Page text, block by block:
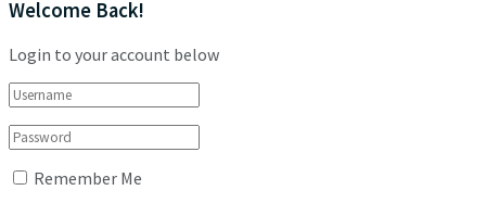
Welcome Back!
Login to your account below
Remember Me